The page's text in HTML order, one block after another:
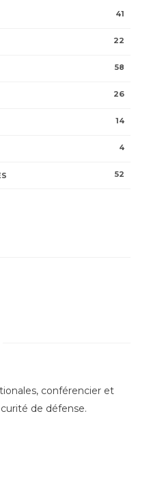
41
22
58
26
14
4
52
conférencier et
de défense.